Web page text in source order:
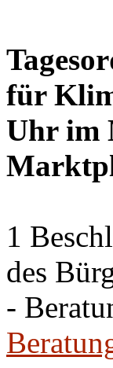
für
Uhr im
1
des
-